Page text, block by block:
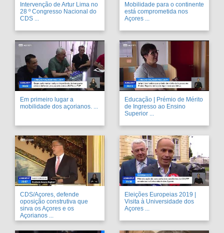
Intervenção de Artur Lima no
28 º Congresso Nacional do
CDS ...
Mobilidade para o continente
está comprometida nos
Açores ...
Em primeiro lugar a
mobilidade dos açorianos. ...
Educação | Prémio de Mérito
de Ingresso ao Ensino
Superior ...
CDS/Açores, defende
oposição construtiva que
sirva os Açores e os
Açorianos ...
Eleições Europeias 2019 |
Visita à Universidade dos
Açores ...